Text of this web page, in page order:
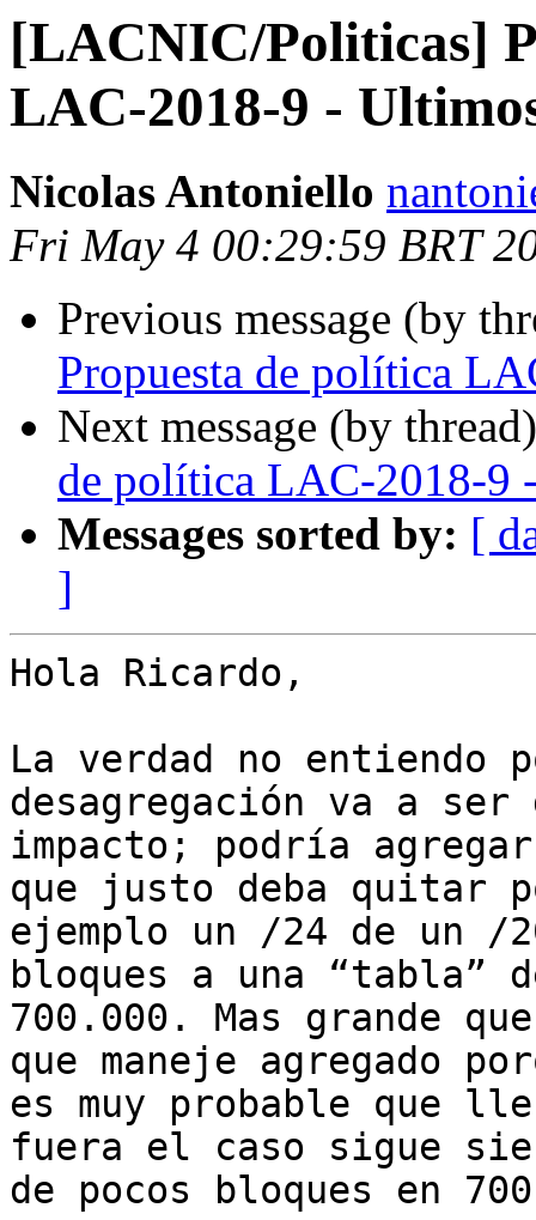
[LACNIC/Politicas]
LAC-2018-9 -
Nicolas Antoniello
Fri May 4 00:29:59 BRT
Previous message (by
Propuesta de política
Next message (by
de política LAC-2018-9
Messages sorted by: [
]
Hola Ricardo,
La verdad no entiendo
desagregación va a ser
impacto; podría
que justo deba quitar
ejemplo un /24 de un /
bloques a una “tabla”
700.000. Mas grande
que maneje agregado
es muy probable que
fuera el caso sigue
de pocos bloques en